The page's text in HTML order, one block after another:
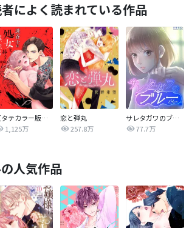
によく読まれている作品
【タテカラー版】漣蒼士に処女を捧ぐ～さあ、じっくり愛でましょうか
1,125万
恋と弾丸
257.8万
サレタガワのブルー【タテヨミ】
77.7万
人気作品